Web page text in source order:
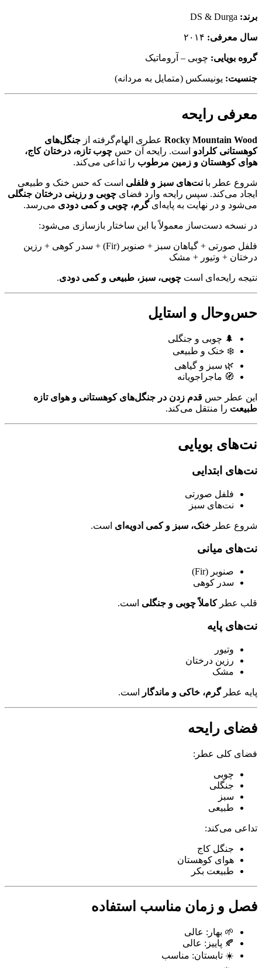
برند:
سال معرفی:
گروه بویایی: چوبی – آروماتیک
جنسیت: یونیسکس (متمایل به مردانه)
معرفی رایحه
Rocky Mountain Wood عطری الهام‌گرفته از جنگل‌های
کوهستانی کلرادو است. رایحه آن حس چوب تازه، درختان کاج،
هوای کوهستان و زمین مرطوب را تداعی می‌کند.
شروع عطر با نت‌های سبز و فلفلی است که حس خنک و طبیعی
ایجاد می‌کند. سپس رایحه وارد فضای چوبی و رزینی درختان جنگلی
می‌شود و در نهایت به پایه‌ایگرم، چوبی و کمی دودی می‌رسد.
در نسخه دست‌ساز معمولاً با این ساختار بازسازی می‌شود:
فلفل صورتی + گیاهان سبز + صنوبر (Fir) + سدر کوهی + رزین
درختان + وتیور + مشک
نتیجه رایحه‌ای است چوبی، سبز، طبیعی و کمی دودی.
حس‌وحال و استایل
🌲 چوبی و جنگلی
❄️ خنک و طبیعی
🌿 سبز و گیاهی
🧭 ماجراجویانه
این عطر حس قدم زدن در جنگل‌های کوهستانی و هوای تازه
طبیعت را منتقل می‌کند.
نت‌های بویایی
نت‌های ابتدایی
فلفل صورتی
نت‌های سبز
شروع عطر خنک، سبز و کمی ادویه‌ای است.
نت‌های میانی
صنوبر (Fir)
سدر کوهی
قلب عطرکاملاً چوبی و جنگلی است.
نت‌های پایه
وتیور
رزین درختان
مشک
پایه عطرگرم، خاکی و ماندگار است.
فضای رایحه
فضای کلی عطر:
چوبی
جنگلی
سبز
طبیعی
تداعی می‌کند:
جنگل کاج
هوای کوهستان
طبیعت بکر
فصل و زمان مناسب استفاده
🌱 بهار: عالی
🍂 پاییز: عالی
☀️ تابستان: مناسب